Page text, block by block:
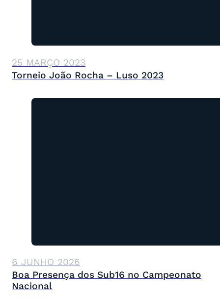
25 MARÇO 2023
Torneio João Rocha – Luso 2023
6 JUNHO 2026
Boa Presença dos Sub16 no Campeonato
Nacional